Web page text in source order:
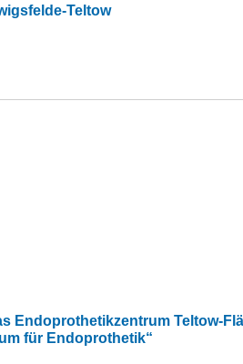
Teltow
Endoprothetikzentrum Teltow-
für Endoprothetik“